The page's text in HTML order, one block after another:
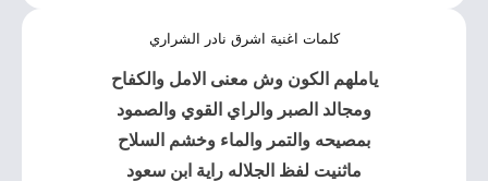
كلمات اغنية اشرق نادر الشراري
ياملهم الكون وش معنى الامل والكفاح
ومجالد الصبر والراي القوي والصمود
بمصيحه والتمر والماء وخشم السلاح
ماثنيت لفظ الجلاله راية ابن سعود